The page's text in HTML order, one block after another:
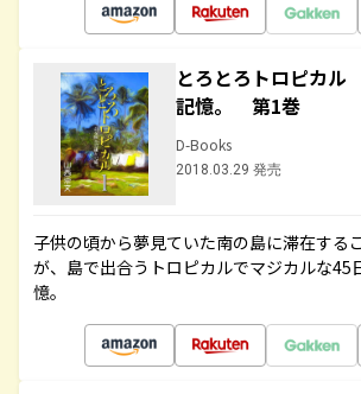
とろとろトロピカ
記憶。 第1巻
D-Books
2018.03.29 発売
子供の頃から夢見ていた南の島に滞在する
が、島で出合うトロピカルでマジカルな45
憶。